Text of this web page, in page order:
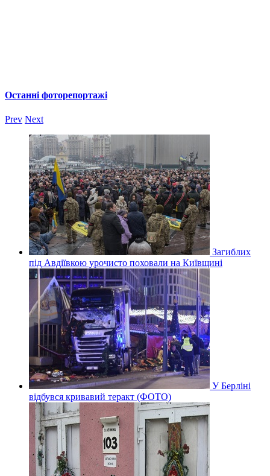
Останні фоторепортажі
Prev Next
Загиблих
під Авдіївкою урочисто поховали на Київщині
У Берліні
відбувся кривавий теракт (ФОТО)